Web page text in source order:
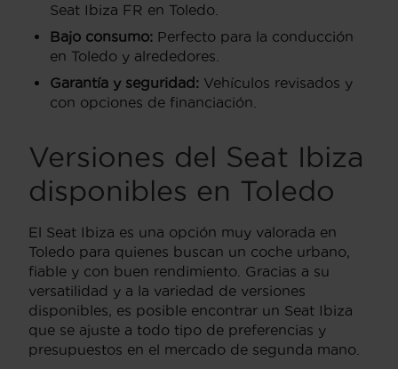
Seat Ibiza FR en Toledo.
Bajo consumo: Perfecto para la conducción
en Toledo y alrededores.
Garantía y seguridad: Vehículos revisados y
con opciones de financiación.
Versiones del Seat Ibiza
disponibles en Toledo
El Seat Ibiza es una opción muy valorada en
Toledo para quienes buscan un coche urbano,
fiable y con buen rendimiento. Gracias a su
versatilidad y a la variedad de versiones
disponibles, es posible encontrar un Seat Ibiza
que se ajuste a todo tipo de preferencias y
presupuestos en el mercado de segunda mano.